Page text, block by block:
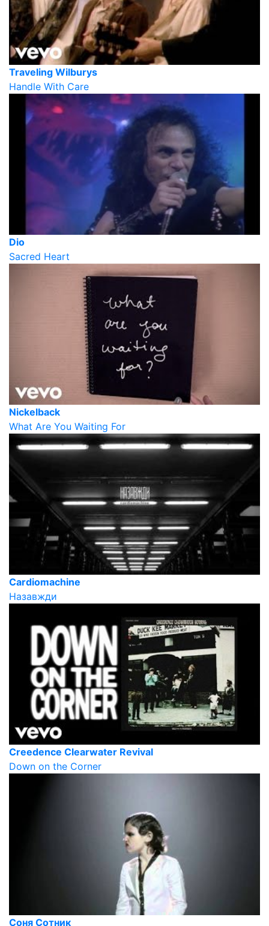
Traveling Wilburys
Handle With Care
Dio
Sacred Heart
Nickelback
What Are You Waiting For
Cardiomachine
Назавжди
Creedence Clearwater Revival
Down on the Corner
Соня Сотник